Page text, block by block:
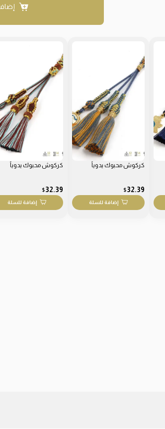
كركوش محبوك يدوياً
32.39
$
إضافة للسلة
كركوش محبوك يدوياً
32.39
$
إضافة للسلة